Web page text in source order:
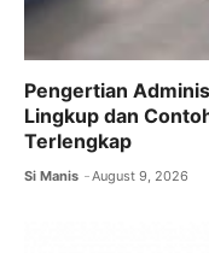
Pengertian
Lingkup dan
Terlengkap
Si Manis August 9, 2026